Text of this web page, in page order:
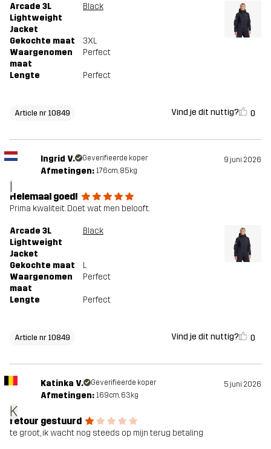
Arcade 3L
Lightweight
Jacket
Black
Gekochte maat
3XL
Waargenomen
maat
Perfect
Lengte Perfect
Article nr 10849 Vind je dit nuttig? 0
I
Ingrid V. Geverifieerde koper 9 juni 2026
Afmetingen: 176cm, 85kg
Helemaal goed!
Prima kwaliteit. Doet wat men belooft.
Arcade 3L
Lightweight
Jacket
Black
Gekochte maat
L
Waargenomen
maat
Perfect
Lengte Perfect
Article nr 10849 Vind je dit nuttig? 0
K
Katinka V. Geverifieerde koper 5 juni 2026
Afmetingen: 169cm, 63kg
retour gestuurd
te groot, ik wacht nog steeds op mijn terug betaling